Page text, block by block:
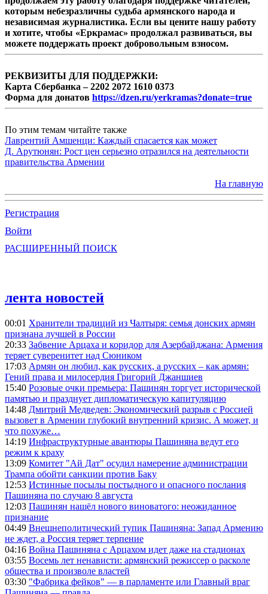
которым небезразличны судьба армянского народа и
независимая журналистика. Если вы цените нашу работу
и хотите, чтобы «Еркрамас» продолжал развиваться, вы
можете поддержать проект добровольным взносом.
РЕКВИЗИТЫ ДЛЯ ПОДДЕРЖКИ:
Карта Сбербанка – 2202 2072 1610 0373
Форма для донатов https://dzen.ru/yerkramas?donate=true
По этим темам читайте также
Лаврентий Амшенци: Каждый спасается как может
Д. Арутюнян: Рост цен серьезно отразился на деятельности
правительства Армении
На главную
Регистрация
Войти
РАСШИРЕННЫЙ ПОИСК
лента новостей
00:01 Хранители традиций из Чалтыря: семья донских армян
признана лучшей в России
20:33 Забвение Арцаха и коридор для Азербайджана: Армения
теряет суверенитет над Сюником
17:03 Армян он любил, как русских, а русских – как армян:
Гений права и милосердия Григорий Джаншиев
15:40 Розовые очки премьера: Пашинян торгует исторической
памятью и празднует дипломатическую капитуляцию
14:48 Дмитрий Медведев: Экономический разрыв с Россией
вызовет в Армении глубокий внутренний кризис. А может, и
что похуже…
14:19 Инфраструктурные авантюры Пашиняна ведут его
режим к краху
13:09 Комитет "Ай Дат" осудил намерение администрации
Трампа обойти санкции против Баку
12:53 Истинные посылы постыдного и опасного послания
Пашиняна по случаю 8 августа
12:03 Пашинян нашёл нового виноватого: неожиданное
признание
04:49 Внешнеполитический тупик Пашиняна: Запад Армению
не ждет, а Россия теряет терпение
04:16 Война Пашиняна с Арцахом идет даже на стадионах
03:55 Восемь лет ненависти: армянский режиссер о расколе
общества и произволе властей
03:30 "Фабрика фейков" — в парламенте или Главный враг